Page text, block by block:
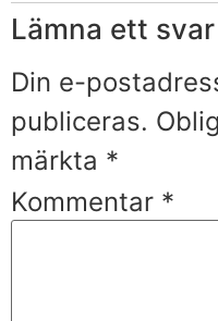
Lämna ett svar
Din e-
publiceras.
märkta *
Kommentar *